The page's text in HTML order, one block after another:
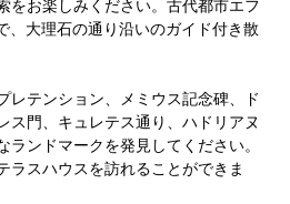
をお楽しみください。古代都市エフ
、大理石の通り沿いのガイド付き散
レテンション、メミウス記念碑、ド
ス門、キュレテス通り、ハドリアヌ
ンドマークを発見してください。
ラスハウスを訪れることができま